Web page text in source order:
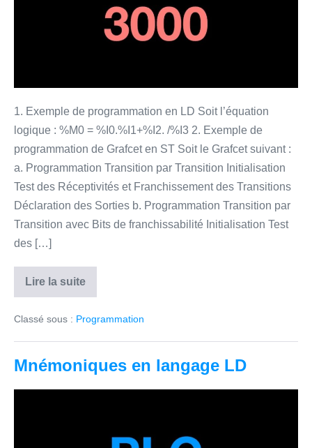
1. Exemple de programmation en LD Soit l’équation
logique : %M0 = %I0.%I1+%I2. /%I3 2. Exemple de
programmation de Grafcet en ST Soit le Grafcet suivant :
a. Programmation Transition par Transition Initialisation
Test des Réceptivités et Franchissement des Transitions
Déclaration des Sorties b. Programmation Transition par
Transition avec Bits de franchissabilité Initialisation Test
des […]
Lire la suite
Programmer
en
Classé sous : Programmation
Mnémoniques en langage LD